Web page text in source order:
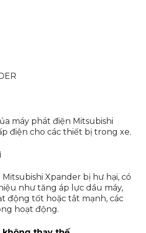
máy phát điện Mitsubishi
điện cho các thiết bị trong xe.
Xpander bị hư hại, có
như tăng áp lực dầu máy,
động tốt hoặc tắt mạnh, các
hoạt động.